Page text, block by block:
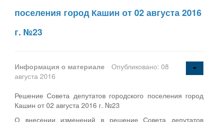
поселения город Кашин от 02 августа 2016
г. №23
Информация о материале
Опубликовано: 08
августа 2016
Решение Совета депутатов городского поселения город
Кашин от 02 августа 2016 г. №23
О внесении изменений в решение Совета депутатов